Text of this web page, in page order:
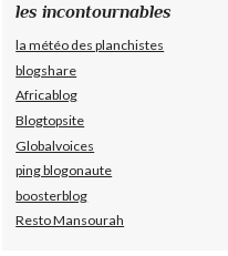
les incontournables
la météo des planchistes
blogshare
Africablog
Blogtopsite
Globalvoices
ping blogonaute
boosterblog
Resto Mansourah